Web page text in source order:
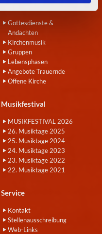
Angebote
Gottesdienste &
Andachten
Kirchenmusik
Gruppen
Lebensphasen
Angebote Trauernde
Offene Kirche
Musikfestival
MUSIKFESTIVAL 2026
26. Musiktage 2025
25. Musiktage 2024
24. Musiktage 2023
23. Musiktage 2022
22. Musiktage 2021
Service
Kontakt
Stellenausschreibung
Web-Links